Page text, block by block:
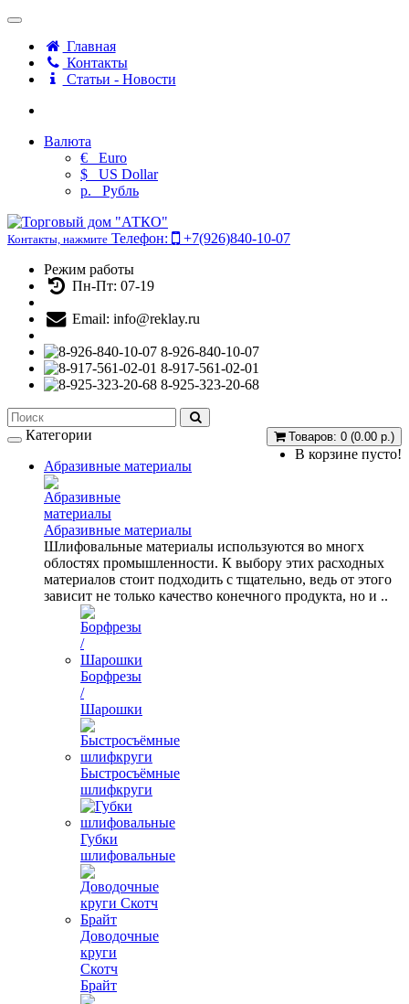
Главная
Контакты
Статьи - Новости
Валюта
€ Euro
$ US Dollar
р. Рубль
Контакты, нажмите Телефон:
+7(926)840-10-07
Режим работы
Пн-Пт: 07-19
Email: info@reklay.ru
8-926-840-10-07
8-917-561-02-01
8-925-323-20-68
Товаров: 0 (0.00 р.)
В корзине пусто!
Категории
Абразивные материалы
Абразивные материалы
Шлифовальные материалы используются во многх
облостях промышленности. К выбору этих расходных
материалов стоит подходить с тщательно, ведь от этого
зависит не только качество конечного продукта, но и ..
Борфрезы
/
Шарошки
Быстросъёмные
шлифкруги
Губки
шлифовальные
Доводочные
круги
Скотч
Брайт